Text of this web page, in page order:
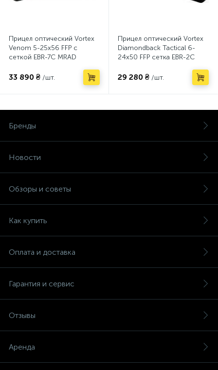
Прицел оптический Vortex
Venom 5-25x56 FFP с
сеткой EBR-7C MRAD
33 890 ₴ /шт.
Прицел оптический Vortex
Diamondback Tactical 6-
24х50 FFP сетка EBR-2C
29 280 ₴ /шт.
Бренды
Новости
Обзоры и советы
Как купить
Оплата и доставка
Гарантия и сервис
Отзывы
Аренда